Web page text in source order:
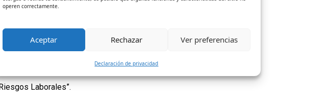
operen correctamente.
Aceptar Rechazar Ver preferencias
Declaración de privacidad
https://positivamente.positiva.gov.co/
Laborales”.